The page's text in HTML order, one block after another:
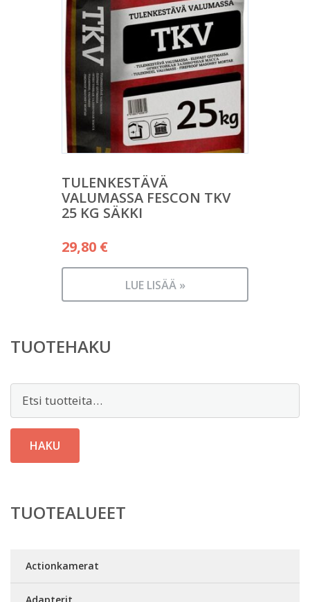
TULENKESTÄVÄ
VALUMASSA FESCON TKV
25 KG SÄKKI
29,80 €
LUE LISÄÄ »
TUOTEHAKU
Etsi:
HAKU
TUOTEALUEET
Actionkamerat